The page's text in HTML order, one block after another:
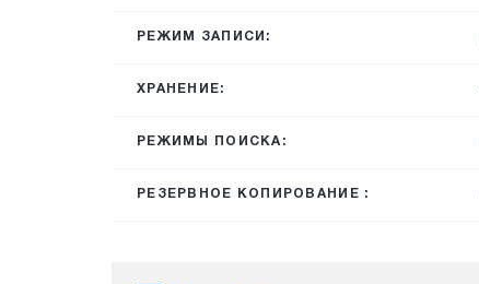
РЕЖИМ ЗАПИСИ:
ХРАНЕНИЕ:
РЕЖИМЫ ПОИСКА:
РЕЗЕРВНОЕ КОПИРОВАНИЕ :